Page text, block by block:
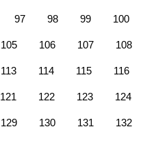
97 98 99 100
105 106 107 108
113 114 115 116
121 122 123 124
129 130 131 132